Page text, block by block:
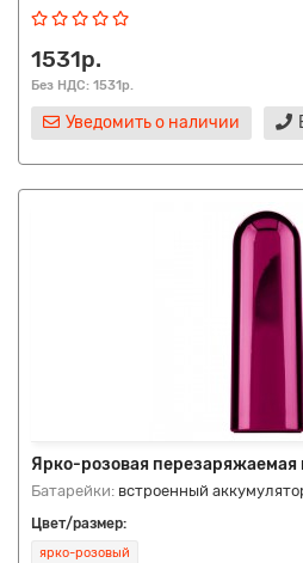
1531р.
Без НДС: 1531р.
Уведомить о наличии
Ярко-розовая перезаряжаемая
Батарейки: встроенный
Цвет/размер:
ярко-розовый